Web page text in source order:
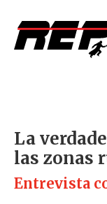
La
las zonas
Entrevista